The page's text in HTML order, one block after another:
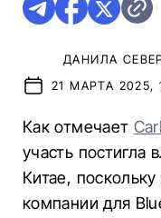
ДАНИЛА
21 МАРТА 2025,
Как отмечает
участь постигла
Китае,
компании для